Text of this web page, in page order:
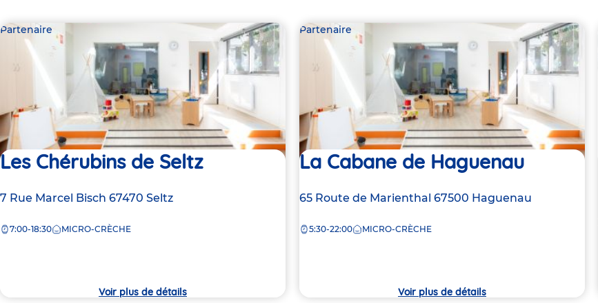
Partenaire
Les Chérubins de Seltz
Adresse
la
7 Rue Marcel Bisch 67470 Seltz
7:00-18:30 MICRO-CRÈCHE
Voir plus de détails
Partenaire
La Cabane de Haguenau
Adresse
la
65 Route de Marienthal 67500 Haguenau
5:30-22:00 MICRO-CRÈCHE
Voir plus de détails